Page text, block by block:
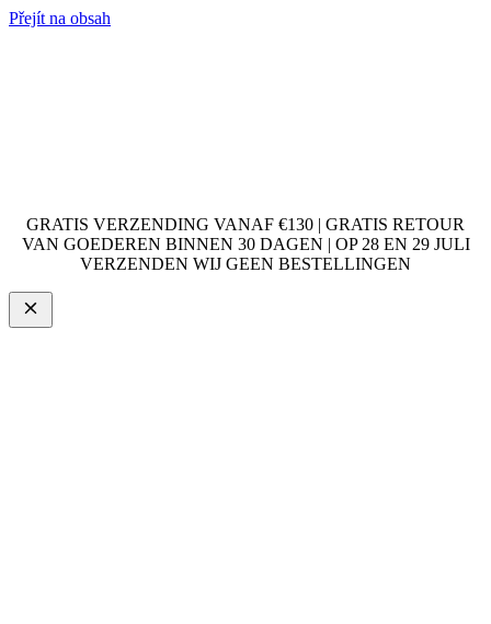
Přejít na obsah
GRATIS VERZENDING VANAF €130 | GRATIS RETOUR
VAN GOEDEREN BINNEN 30 DAGEN | OP 28 EN 29 JULI
VERZENDEN WIJ GEEN BESTELLINGEN